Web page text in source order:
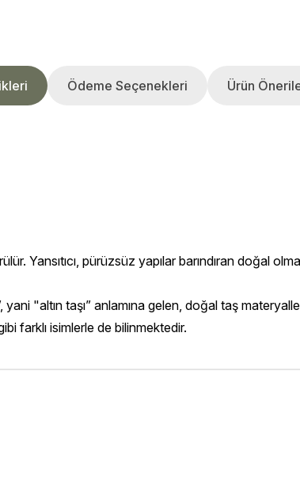
Ödeme Seçenekleri Ürün
Yansıtıcı, pürüzsüz yapılar barındıran doğal
"altın taşı” anlamına gelen, doğal taş
farklı isimlerle de bilinmektedir.